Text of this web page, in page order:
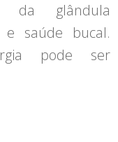
da glândula
e saúde bucal.
pode ser